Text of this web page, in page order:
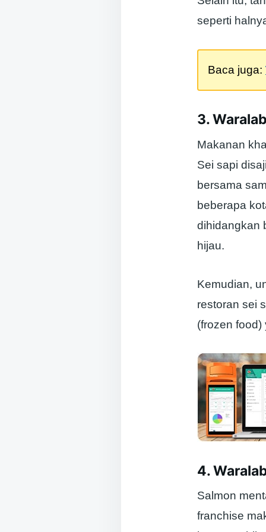
seperti
Baca juga:
3.
Makanan
Sei sapi
bersama
beberapa
dihidangkan
hijau.
Kemudian,
restoran sei
(frozen
4.
Salmon
franchise